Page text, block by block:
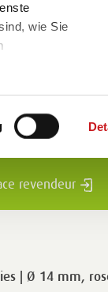
wie Sie
revendeur
| Ø 14 mm,